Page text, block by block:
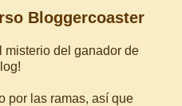
Bloggercoaster
misterio del ganador de
por las ramas, así que